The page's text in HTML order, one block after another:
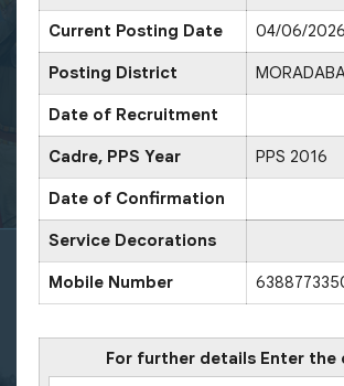
Current Posting Date 04/06/2026
Posting District
Date of Recruitment
Cadre, PPS Year PPS 2016
Date of Confirmation
Service Decorations
Mobile Number
For further details Enter the